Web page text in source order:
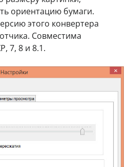
ориентацию бумаги.
этого конвертера
Совместима
7, 8 и 8.1.